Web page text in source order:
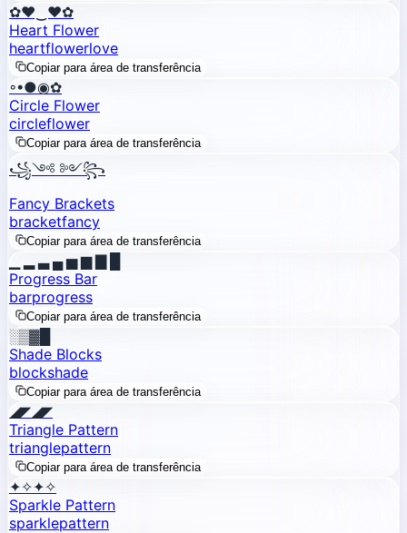
✿♥‿♥✿
Heart Flower
heartflowerlove
Copiar para área de transferência
◦•●◉✿
Circle Flower
circleflower
Copiar para área de transferência
꧁༺ ༻꧂
Fancy Brackets
bracketfancy
Copiar para área de transferência
▁ ▂ ▃ ▄ ▅ ▆ ▇ █
Progress Bar
barprogress
Copiar para área de transferência
░▒▓█
Shade Blocks
blockshade
Copiar para área de transferência
◢◤◢◤
Triangle Pattern
trianglepattern
Copiar para área de transferência
✦✧✦✧
Sparkle Pattern
sparklepattern